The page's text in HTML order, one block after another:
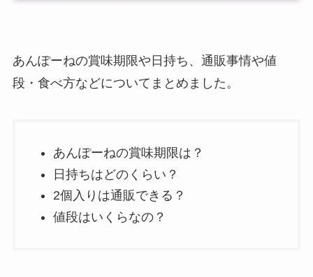
あんぽーねの賞味期限や日持ち、通販事情や値
段・食べ方などについてまとめました。
あんぽーねの賞味期限は？
日持ちはどのくらい？
2個入りは通販できる？
値段はいくらなの？